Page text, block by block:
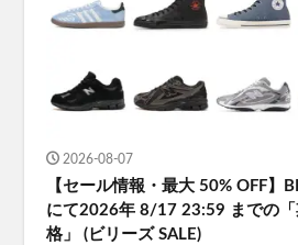
2026-08-07
【セール情報・最大 50% OFF】
にて2026年 8/17 23:59 までの「
格」 (ビリーズ SALE)